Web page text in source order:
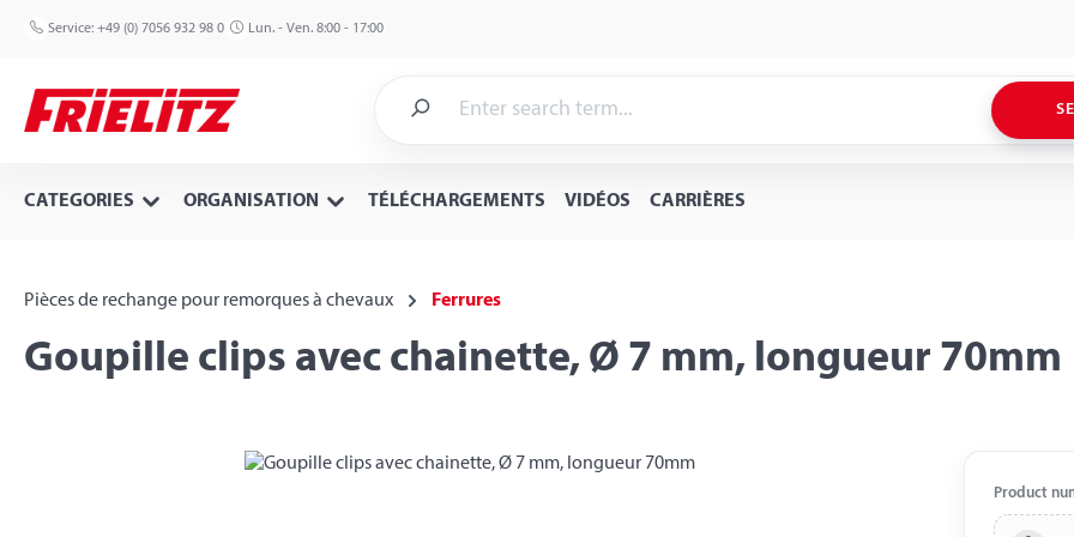
to main content
Skip to search
Skip to main navigation
Service: +49 (0) 7056 932 98 0 Lun. - Ven. 8:00 - 17:00
CATEGORIES ORGANISATION TÉLÉCHARGEMENTS VIDÉOS CARRIÈRES
Pièces de rechange pour remorques à chevaux Ferrures
Goupille clips avec chainette, Ø 7 mm, longueur 70mm
Product